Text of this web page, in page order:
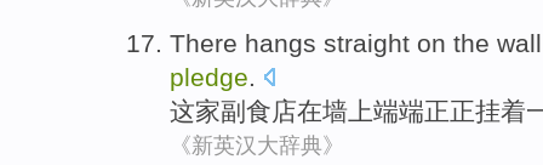
There hangs straight on the wall
pledge.
这家副食店在墙上端端正正挂着
《新英汉大辞典》